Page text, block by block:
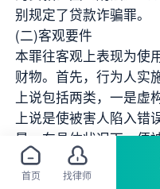
别规定了贷款诈骗罪。
(二)客观要件
本罪往客观上表现为使
财物。首先，行为人实
上说包括两类，一是虚
上说是使被害人陷入错
是，在具体状况下，便
为人所希望的财产处分
的事实，还是现在的事
首页 找律师